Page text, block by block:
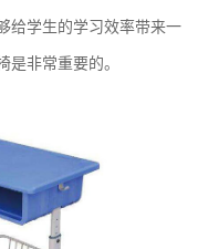
给学生的学习效率带来一
是非常重要的。